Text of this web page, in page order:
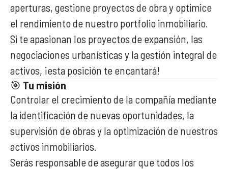
aperturas, gestione proyectos de obra y optimice
el rendimiento de nuestro portfolio inmobiliario.
Si te apasionan los proyectos de expansión, las
negociaciones urbanísticas y la gestión integral de
activos, ¡esta posición te encantará!
🎯 Tu misión
Controlar el crecimiento de la compañía mediante
la identificación de nuevas oportunidades, la
supervisión de obras y la optimización de nuestros
activos inmobiliarios.
Serás responsable de asegurar que todos los